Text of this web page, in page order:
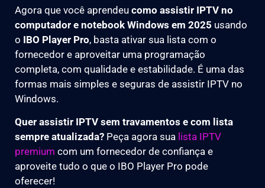
Agora que você aprendeu como assistir IPTV no
computador e notebook Windows em 2025 usando
o IBO Player Pro, basta ativar sua lista com o
fornecedor e aproveitar uma programação
completa, com qualidade e estabilidade. É uma das
formas mais simples e seguras de assistir IPTV no
Windows.
Quer assistir IPTV sem travamentos e com lista
sempre atualizada? Peça agora sua lista IPTV
premium com um fornecedor de confiança e
aproveite tudo o que o IBO Player Pro pode
oferecer!